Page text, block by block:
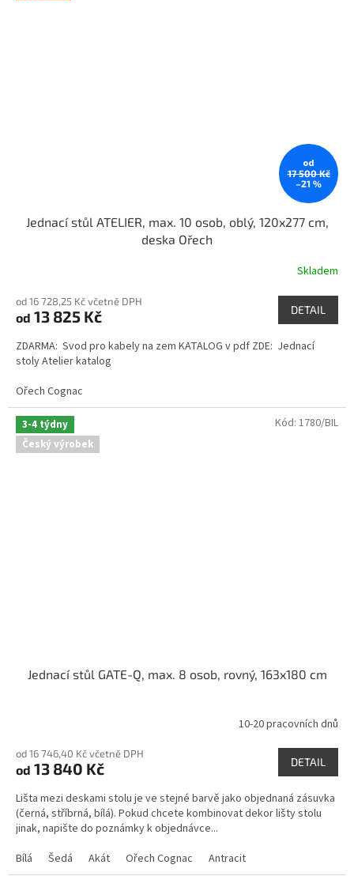
od
17 500 Kč
–21 %
Jednací stůl ATELIER, max. 10 osob, oblý, 120x277 cm,
deska Ořech
Skladem
od 16 728,25 Kč včetně DPH
od 13 825 Kč DETAIL
ZDARMA: Svod pro kabely na zem KATALOG v pdf ZDE: Jednací
stoly Atelier katalog
Ořech Cognac
3-4 týdny
Český výrobek
Jednací stůl GATE-Q, max. 8 osob, rovný, 163x180 cm
10-20 pracovních dnů
od 16 746,40 Kč včetně DPH
od 13 840 Kč DETAIL
Lišta mezi deskami stolu je ve stejné barvě jako objednaná zásuvka
(černá, stříbrná, bílá). Pokud chcete kombinovat dekor lišty stolu
jinak, napište do poznámky k objednávce...
Bílá
Šedá Akát Ořech Cognac Antracit
Kód: 1780/BIL